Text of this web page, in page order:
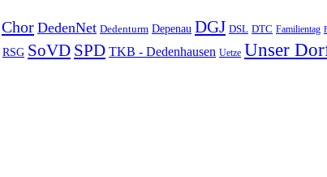
Chor DedenNet Dedenturm Depenau DGJ DSL DTC Familientag
RSG SoVD SPD TKB - Dedenhausen Uetze Unser